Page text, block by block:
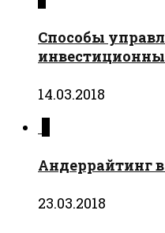
Способы
14.03.2018
Андеррайтинг
23.03.2018